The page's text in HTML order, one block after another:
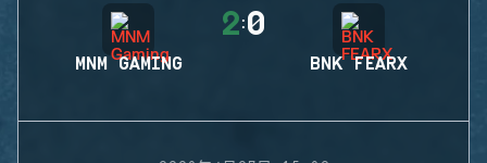
MNM GAMING
2:0
BNK FEARX